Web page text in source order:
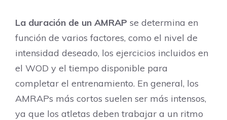
La duración de un AMRAP se determina en
función de varios factores, como el nivel de
intensidad deseado, los ejercicios incluidos en
el WOD y el tiempo disponible para
completar el entrenamiento. En general, los
AMRAPs más cortos suelen ser más intensos,
ya que los atletas deben trabajar a un ritmo